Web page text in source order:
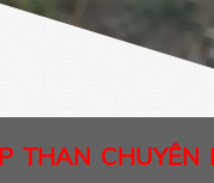
THAN CHUYÊN